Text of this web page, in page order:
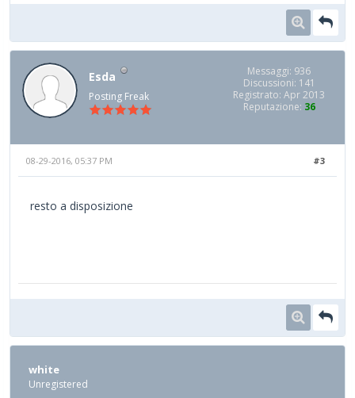
Esda
Posting Freak
Messaggi: 936
Discussioni: 141
Registrato: Apr 2013
Reputazione: 36
#3
08-29-2016, 05:37 PM
resto a disposizione
white
Unregistered